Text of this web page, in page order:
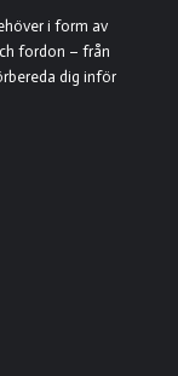
i form av
fordon – från
dig inför